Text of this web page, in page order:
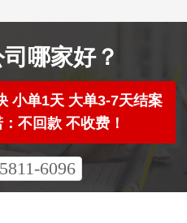
哪家好？
小单1天 大单3-7天结案
不回款 不收费！
6096